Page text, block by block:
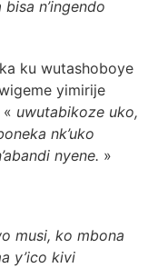
n’ingendo
ku wutashoboye
yimirije
uwutabikoze uko,
nk’uko
nyene. »
musi, ko mbona
y’ico kivi